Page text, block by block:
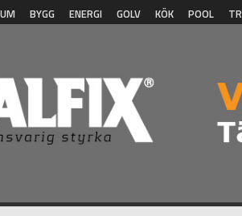
BYGG ENERGI GOLV KÖK POOL